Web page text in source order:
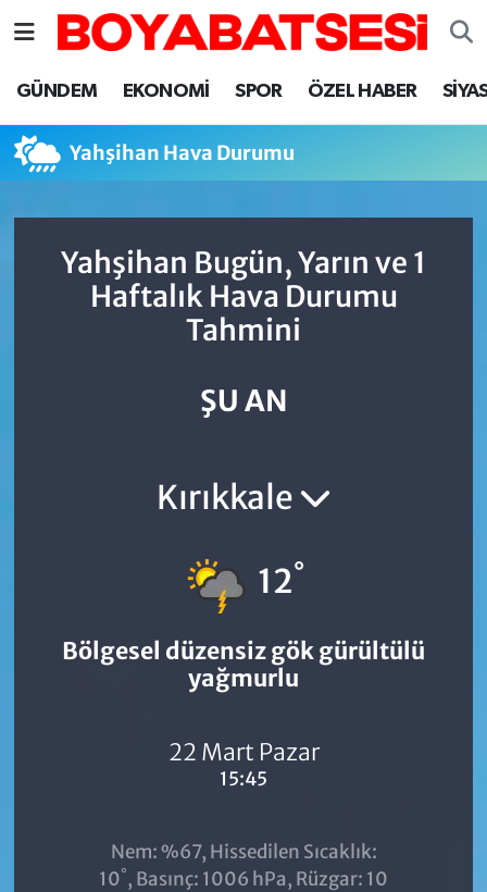
GÜNDEM EKONOMİ SPOR ÖZEL HABER
Yahşihan Hava Durumu
Yahşihan Bugün, Yarın ve 1
Haftalık Hava Durumu
Tahmini
ŞU AN
Kırıkkale
12°
Bölgesel düzensiz gök gürültülü
yağmurlu
22 Mart Pazar
15:45
Nem: %67, Hissedilen Sıcaklık:
10°, Basınç: 1006 hPa, Rüzgar: 10
Sinop Nöbetçi Eczaneler
Sinop Hava Durumu
Sinop Trafik Yoğunluk Haritası
Süper Lig Puan Durumu ve Fikstür
Son Dakika Haberleri